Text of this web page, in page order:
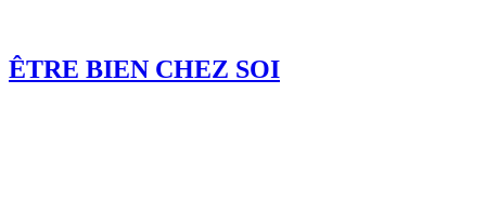
ÊTRE BIEN CHEZ SOI